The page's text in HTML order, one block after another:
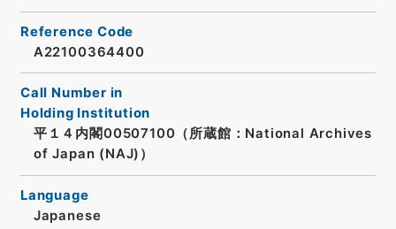
Reference Code
A22100364400
Call Number in
Holding Institution
平１４内閣00507100（所蔵館：National Archives
of Japan (NAJ)）
Language
Japanese